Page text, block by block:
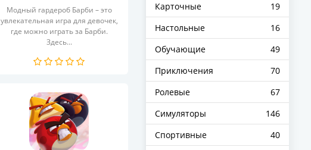
Модный гардероб Барби – это
увлекательная игра для девочек,
где можно играть за Барби.
Здесь...
Карточные
19
Настольные
16
Обучающие
49
Приключения
70
Ролевые
67
Симуляторы
146
Спортивные
40